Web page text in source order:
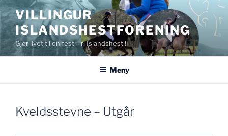
Gå
til
innhold
VILLINGUR
ISLANDSHESTFORENING
Gjør livet til en fest – ri Islandshest !
Meny
Kveldsstevne – Utgår